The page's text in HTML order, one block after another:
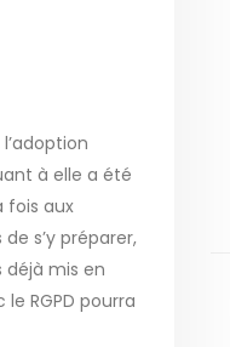
à elle a été
fois aux
s’y préparer,
déjà mis en
RGPD pourra